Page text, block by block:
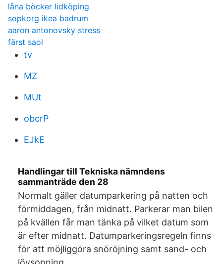
låna böcker lidköping
sopkorg ikea badrum
aaron antonovsky stress
färst saol
tv
MZ
MUt
obcrP
EJkE
Handlingar till Tekniska nämndens
sammanträde den 28
Normalt gäller datumparkering på natten och
förmiddagen, från midnatt. Parkerar man bilen
på kvällen får man tänka på vilket datum som
är efter midnatt. Datumparkeringsregeln finns
för att möjliggöra snöröjning samt sand- och